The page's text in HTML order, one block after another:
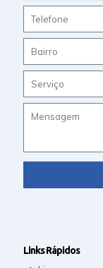
Links Rápidos